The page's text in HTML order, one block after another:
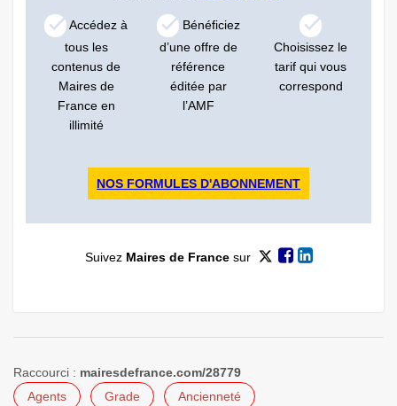
Accédez à
tous les
contenus de
Maires de
France en
illimité
Bénéficiez
d’une offre de
référence
éditée par
l’AMF
Choisissez le
tarif qui vous
correspond
NOS FORMULES D'ABONNEMENT
Suivez Maires de Francesur
Raccourci : mairesdefrance.com/28779
Agents
Grade Ancienneté